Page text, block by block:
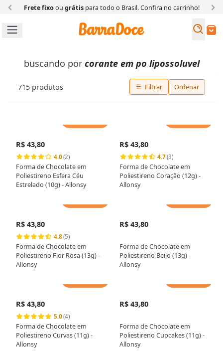
Frete fixoou grátispara todo o Brasil. Confira no carrinho!
Buscar
buscando porcorante em po lipossoluvel
715 produtos Filtrar Ordenar
R$ 43,80
4.0(2)
Forma de Chocolate em
Poliestireno Esfera Céu
Estrelado (10g) - Allonsy
R$ 43,80
4.7(3)
Forma de Chocolate em
Poliestireno Coração (12g) -
Allonsy
R$ 43,80
4.8(5)
Forma de Chocolate em
Poliestireno Flor Rosa (13g) -
Allonsy
R$ 43,80
Forma de Chocolate em
Poliestireno Beijo (13g) -
Allonsy
R$ 43,80
5.0(4)
Forma de Chocolate em
Poliestireno Curvas (11g) -
Allonsy
R$ 43,80
Forma de Chocolate em
Poliestireno Cupcakes (11g) -
Allonsy